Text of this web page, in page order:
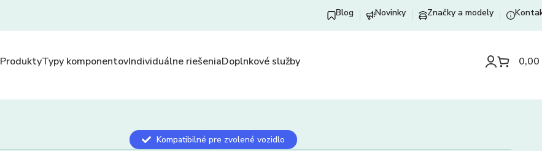
Blog Novinky Značky a modely
ProduktyTypy komponentovIndividuálne riešeniaDoplnkové služby 0,00
Kompatibilné pre zvolené vozidlo